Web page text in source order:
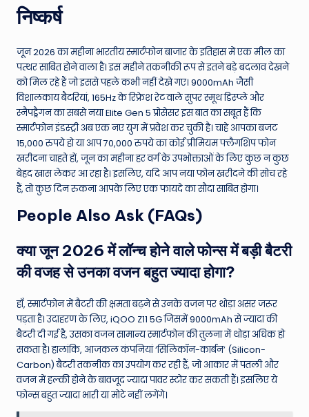
निष्कर्ष
जून 2026 का महीना भारतीय स्मार्टफोन बाजार के इतिहास में एक मील का
पत्थर साबित होने वाला है। इस महीने तकनीकी रूप से इतने बड़े बदलाव देखने
को मिल रहे हैं जो इससे पहले कभी नहीं देखे गए। 9000mAh जैसी
विशालकाय बैटरियां, 165Hz के रिफ्रेश रेट वाले सुपर स्मूथ डिस्प्ले और
स्नैपड्रैगन का सबसे नया Elite Gen 5 प्रोसेसर इस बात का सबूत हैं कि
स्मार्टफोन इंडस्ट्री अब एक नए युग में प्रवेश कर चुकी है। चाहे आपका बजट
15,000 रुपये हो या आप 70,000 रुपये का कोई प्रीमियम फ्लैगशिप फोन
खरीदना चाहते हों, जून का महीना हर वर्ग के उपभोक्ताओं के लिए कुछ न कुछ
बेहद खास लेकर आ रहा है। इसलिए, यदि आप नया फोन खरीदने की सोच रहे
हैं, तो कुछ दिन रुकना आपके लिए एक फायदे का सौदा साबित होगा।
People Also Ask (FAQs)
क्या जून 2026 में लॉन्च होने वाले फोन्स में बड़ी बैटरी
की वजह से उनका वजन बहुत ज्यादा होगा?
हाँ, स्मार्टफोन में बैटरी की क्षमता बढ़ने से उनके वजन पर थोड़ा असर जरूर
पड़ता है। उदाहरण के लिए, iQOO Z11 5G जिसमें 9000mAh से ज्यादा की
बैटरी दी गई है, उसका वजन सामान्य स्मार्टफोन की तुलना में थोड़ा अधिक हो
सकता है। हालांकि, आजकल कंपनियां ‘सिलिकॉन-कार्बन’ (Silicon-
Carbon) बैटरी तकनीक का उपयोग कर रही हैं, जो आकार में पतली और
वजन में हल्की होने के बावजूद ज्यादा पावर स्टोर कर सकती हैं। इसलिए ये
फोन्स बहुत ज्यादा भारी या मोटे नहीं लगेंगे।